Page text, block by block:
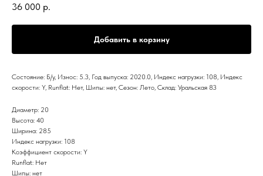
36 000 р.
Добавить в корзину
Состояние: Б/у, Износ: 5.3, Год выпуска: 2020.0, Индекс нагрузки: 108, Индекс
скорости: Y, Runflat: Нет, Шипы: нет, Сезон: Лето, Склад: Уральская 83
Диаметр: 20
Высота: 40
Ширина: 285
Индекс нагрузки: 108
Коэффициент скорости: Y
Runflat: Нет
Шипы: нет